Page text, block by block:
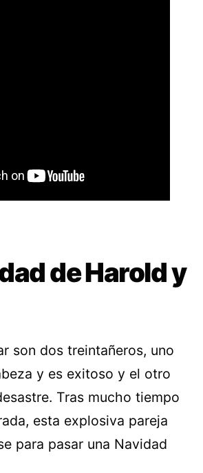
de Harold y
son dos treintañeros, uno
y es exitoso y el otro
Tras mucho tiempo
esta explosiva pareja
para pasar una Navidad